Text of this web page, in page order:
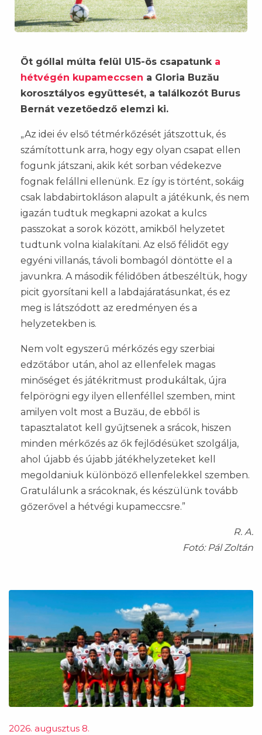
Öt góllal múlta felül U15-ös csapatunk a
hétvégén kupameccsen a Gloria Buzău
korosztályos együttesét, a találkozót Burus
Bernát vezetőedző elemzi ki.
„Az idei év első tétmérkőzését játszottuk, és
számítottunk arra, hogy egy olyan csapat ellen
fogunk játszani, akik két sorban védekezve
fognak felállni ellenünk. Ez így is történt, sokáig
csak labdabirtokláson alapult a játékunk, és nem
igazán tudtuk megkapni azokat a kulcs
passzokat a sorok között, amikből helyzetet
tudtunk volna kialakítani. Az első félidőt egy
egyéni villanás, távoli bombagól döntötte el a
javunkra. A második félidőben átbeszéltük, hogy
picit gyorsítani kell a labdajáratásunkat, és ez
meg is látszódott az eredményen és a
helyzetekben is.
Nem volt egyszerű mérkőzés egy szerbiai
edzőtábor után, ahol az ellenfelek magas
minőséget és játékritmust produkáltak, újra
felpörögni egy ilyen ellenféllel szemben, mint
amilyen volt most a Buzău, de ebből is
tapasztalatot kell gyűjtsenek a srácok, hiszen
minden mérkőzés az ők fejlődésüket szolgálja,
ahol újabb és újabb játékhelyzeteket kell
megoldaniuk különböző ellenfelekkel szemben.
Gratulálunk a srácoknak, és készülünk tovább
gőzerővel a hétvégi kupameccsre.”
R. A.
Fotó: Pál Zoltán
2026. augusztus 8.